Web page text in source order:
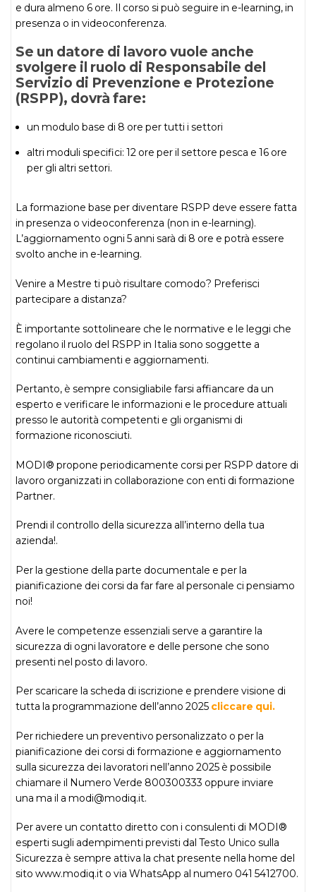
e dura almeno 6 ore. Il corso si può seguire in e-learning, in
presenza o in videoconferenza.
Se un datore di lavoro vuole anche
svolgere il ruolo di Responsabile del
Servizio di Prevenzione e Protezione
(RSPP), dovrà fare:
un modulo base di 8 ore per tutti i settori
altri moduli specifici: 12 ore per il settore pesca e 16 ore
per gli altri settori.
La formazione base per diventare RSPP deve essere fatta
in presenza o videoconferenza (non in e-learning).
L’aggiornamento ogni 5 anni sarà di 8 ore e potrà essere
svolto anche in e-learning.
Venire a Mestre ti può risultare comodo? Preferisci
partecipare a distanza?
È importante sottolineare che le normative e le leggi che
regolano il ruolo del RSPP in Italia sono soggette a
continui cambiamenti e aggiornamenti.
Pertanto, è sempre consigliabile farsi affiancare da un
esperto e verificare le informazioni e le procedure attuali
presso le autorità competenti e gli organismi di
formazione riconosciuti.
MODI® propone periodicamente corsi per RSPP datore di
lavoro organizzati in collaborazione con enti di formazione
Partner.
Prendi il controllo della sicurezza all’interno della tua
azienda!.
Per la gestione della parte documentale e per la
pianificazione dei corsi da far fare al personale ci pensiamo
noi!
Avere le competenze essenziali serve a garantire la
sicurezza di ogni lavoratore e delle persone che sono
presenti nel posto di lavoro.
Per scaricare la scheda di iscrizione e prendere visione di
tutta la programmazione dell’anno 2025 cliccare qui.
Per richiedere un preventivo personalizzato o per la
pianificazione dei corsi di formazione e aggiornamento
sulla sicurezza dei lavoratori nell’anno 2025 è possibile
chiamare il Numero Verde 800300333 oppure inviare
una ma il a modi@modiq.it.
Per avere un contatto diretto con i consulenti di MODI®
esperti sugli adempimenti previsti dal Testo Unico sulla
Sicurezza è sempre attiva la chat presente nella home del
sito www.modiq.it o via WhatsApp al numero 041 5412700.